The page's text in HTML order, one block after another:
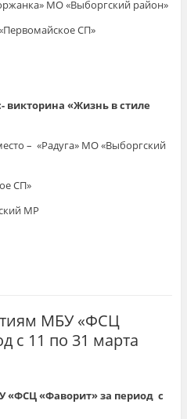
МО «Выборгский район»
СП»
викторина «Жизнь в стиле
– «Радуга» МО «Выборгский
СП»
МР
МБУ «ФСЦ
с 11 по 31 марта
«ФСЦ «Фаворит» за период с